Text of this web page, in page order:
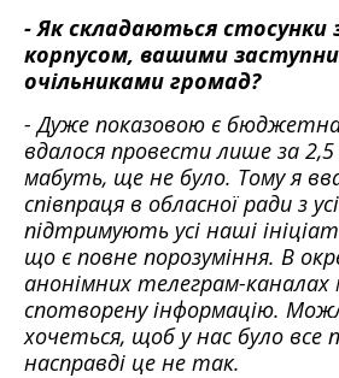
- Як складаються
корпусом, вашими
очільниками громад?
- Дуже показовою є бюджетна
вдалося провести лише за 2,5
мабуть, ще не було. Тому я
співпраця в обласної ради з
підтримують усі наші
що є повне порозуміння. В
анонімних телеграм-
спотворену інформацію.
хочеться, щоб у нас було все
насправді це не так.